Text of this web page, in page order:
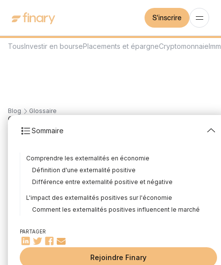
S'inscrire
Blog Glossaire
Sommaire
Comprendre les externalités en économie
Définition d'une externalité positive
Différence entre externalité positive et négative
L'impact des externalités positives sur l'économie
Comment les externalités positives influencent le marché
Les externalités positives dans le domaine de la finance
Externalités positives et investissement
Externalités positives et rendement financier
PARTAGER
Rejoindre Finary
6
Rédigé parMounir Laggoune Édité parMounir Laggoune
Les externalités sont des concepts clés en économie, et il est
mécanismes financiers. Dans cet article, nous allons nous
concentrer sur les externalités positives et leur impact sur
l'économie, en particulier dans le domaine de la finance.
TousInvestir en boursePlacements et épargneCryptomonnaie